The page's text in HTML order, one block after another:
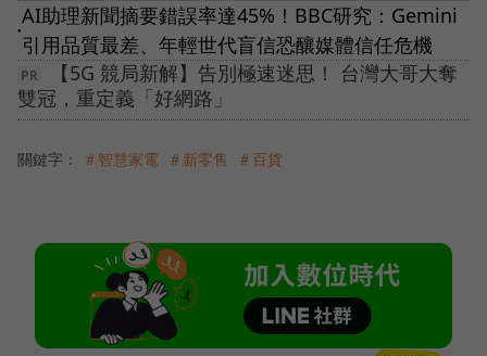
●
AI助理新聞摘要錯誤率達45%！BBC研究：Gemini
引用品質最差、年輕世代盲信恐釀媒體信任危機
【5G 競局新解】告別極速迷思！ 台灣大哥大奪
雙冠，重定義「好網路」
關鍵字： ＃智慧家電 ＃新零售 ＃百貨